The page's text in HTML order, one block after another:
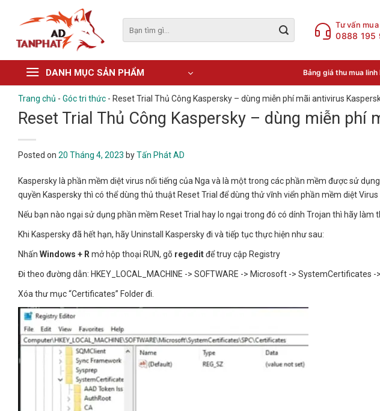
content
kiếm:
Tư vấn
DANH MỤC SẢN PHẨM Bảng giá thu mua linh
Trang chủ - Góc tri thức - Reset Trial Thủ Công Kaspersky – dùng miễn phí mãi antivirus
Reset Trial Thủ Công Kaspersky – dùng miễn phí
Posted on 20 Tháng 4, 2023 byTấn Phát AD
Kaspersky là phần mềm diệt virus nổi tiếng của Nga và là một trong các phần mềm được sử
quyền Kaspersky thì có thể dùng thủ thuật Reset Trial để dùng thử vĩnh viển phần mềm diệt Virus
Nếu bạn nào ngại sử dụng phần mềm Reset Trial hay lo ngại trong đó có dính Trojan thì hãy làm
Khi Kaspersky đã hết hạn, hãy Uninstall Kaspersky đi và tiếp tục thực hiện như sau:
Nhấn Windows + R mở hộp thoại RUN, gõ regeditđể truy cập Registry
Đi theo đường dẫn: HKEY_LOCAL_MACHINE -> SOFTWARE -> Microsoft -> SystemCertificates -
Xóa thư mục “Certificates” Folder đi.